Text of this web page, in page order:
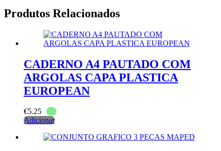
Produtos Relacionados
CADERNO A4 PAUTADO COM
ARGOLAS CAPA PLASTICA
EUROPEAN
€5.25
Adicionar